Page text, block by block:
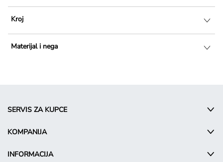
Kroj
Materijal i nega
SERVIS ZA KUPCE
KOMPANIJA
INFORMACIJA